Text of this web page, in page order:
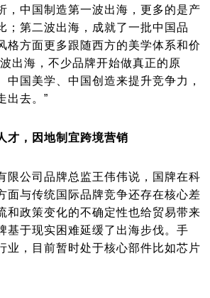
中国制造第一波出海，更多的是产
；第二波出海，成就了一批中国品
格方面更多跟随西方的美学体系和价
出海，不少品牌开始做真正的原
中国美学、中国创造来提升竞争力，
出去。”
，因地制宜跨境营销
公司品牌总监王伟伟说，国牌在科
面与传统国际品牌竞争还存在核心差
和政策变化的不确定性也给贸易带来
基于现实困难延缓了出海步伐。手
业，目前暂时处于核心部件比如芯片